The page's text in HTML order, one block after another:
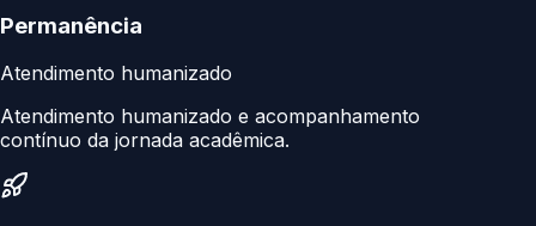
Permanência
Atendimento humanizado
Atendimento humanizado e acompanhamento
contínuo da jornada acadêmica.